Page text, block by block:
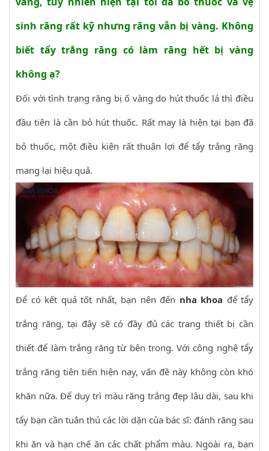
sinh răng rất kỹ nhưng răng vẫn bị vàng. Không
biết tẩy trắng răng có làm răng hết bị vàng
không ạ?
Đối với tình trạng răng bị ố vàng do hút thuốc lá thì điều
đầu tiên là cần bỏ hút thuốc. Rất may là hiện tại bạn đã
bỏ thuốc, một điều kiện rất thuận lợi để tẩy trắng răng
mang lại hiệu quả.
Để có kết quả tốt nhất, bạn nên đến nha khoa để tẩy
trắng răng, tại đây sẽ có đầy đủ các trang thiết bị cần
thiết để làm trắng răng từ bên trong. Với công nghệ tẩy
trắng răng tiên tiến hiện nay, vấn đề này không còn khó
khăn nữa. Để duy trì màu răng trắng đẹp lâu dài, sau khi
tẩy bạn cần tuân thủ các lời dặn của bác sĩ: đánh răng sau
khi ăn và hạn chế ăn các chất phẩm màu. Ngoài ra, bạn